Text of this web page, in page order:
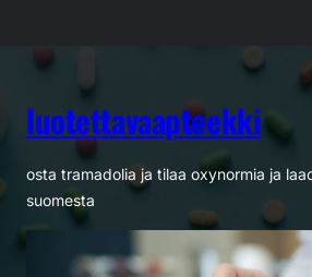
luotettavaapteekki
osta tramadolia ja tilaa oxynormia ja
suomesta